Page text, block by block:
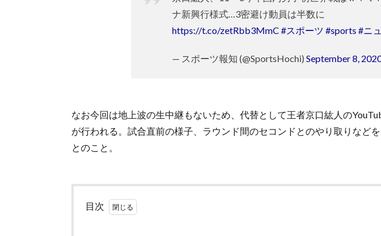
ナ新興行様式…3密避け動員は半数に
https://t.co/zetRbb3MmC #スポーツ #sports #ニ
— スポーツ報知 (@SportsHochi) September 8,
なお今回は地上波の生中継もないため、代替として王者京口紘人の
が行われる。試合直前の様子、ラウンド間のセコンドとのやり取りなど
とのこと。
目次